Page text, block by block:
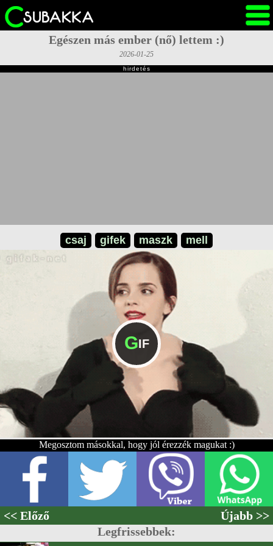
Egészen más ember (nő) lettem :)
2026-01-25
hirdetés
csaj gifek maszk mell
GIF
Megosztom másokkal, hogy jól érezzék magukat :)
<< Előző
Újabb >>
Legfrissebbek: